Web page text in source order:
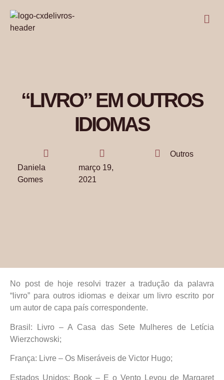
“LIVRO” EM OUTROS
IDIOMAS
Daniela
Gomes
março 19,
2021
Outros
No post de hoje resolvi trazer a tradução da palavra
“livro” para outros idiomas e deixar um livro escrito por
um autor de capa país correspondente.
Brasil: Livro – A Casa das Sete Mulheres de Letícia
Wierzchowski;
França: Livre – Os Miseráveis de Victor Hugo;
Estados Unidos: Book – E o Vento Levou de Margaret